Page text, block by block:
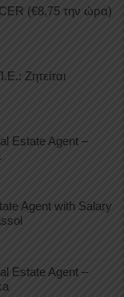
(€8,75 την ώρα)
Ζητείται
Estate Agent –
Agent with Salary
Estate Agent –